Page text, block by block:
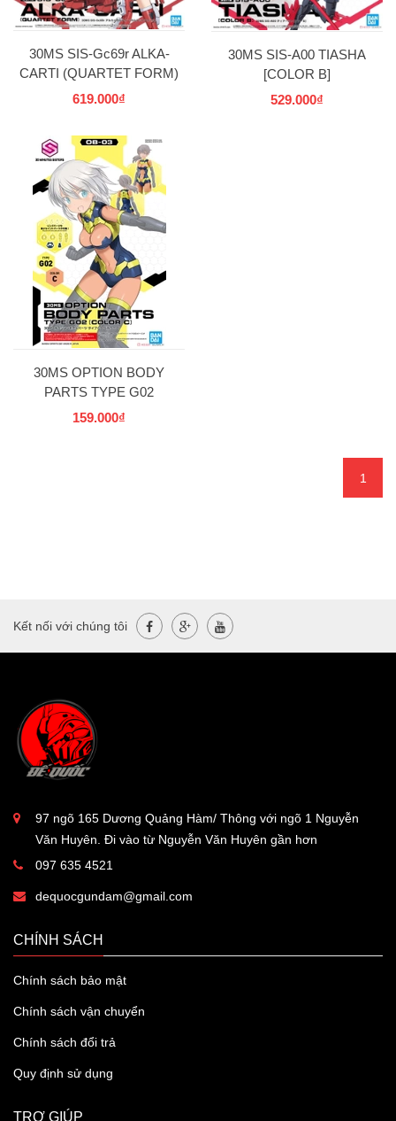
30MS SIS-Gc69r ALKA-
CARTI (QUARTET FORM)
619.000₫
30MS SIS-A00 TIASHA
[COLOR B]
529.000₫
30MS OPTION BODY
PARTS TYPE G02
[COLOR C]
159.000₫
1
Kết nối với chúng tôi
97 ngõ 165 Dương Quảng Hàm/ Thông với ngõ 1 Nguyễn
Văn Huyên. Đi vào từ Nguyễn Văn Huyên gần hơn
097 635 4521
dequocgundam@gmail.com
CHÍNH SÁCH
Chính sách bảo mật
Chính sách vận chuyển
Chính sách đổi trả
Quy định sử dụng
TRỢ GIÚP